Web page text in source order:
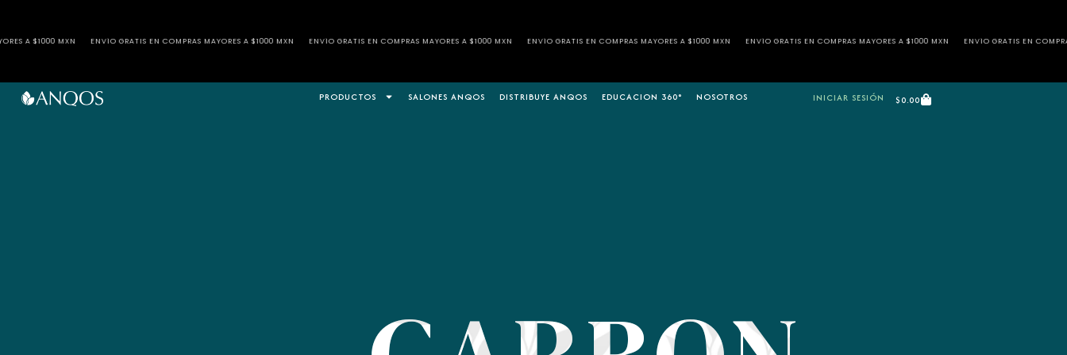
GRATIS EN COMPRAS MAYORES A $1000 MXN ENVÍO GRATIS EN COMPRAS MAYORES A $1000 MXN ENVÍO GRATIS EN COMPRAS MAYORES A $1000 MXN ENVÍO GRATIS EN COMPRAS MAYORES A $1000 MXN ENVÍO GRATIS EN COMPRAS MAYORES A $1000 MXN
PRODUCTOS SALONES ANQOS DISTRIBUYE ANQOS EDUCACION 360° NOSOTROS INICIAR SESIÓN $0.00